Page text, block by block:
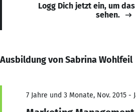
Logg Dich jetzt ein, um
sehen.
Ausbildung von Sabrina Wohlfeil
7 Jahre und 3 Monate, Nov. 2015 -